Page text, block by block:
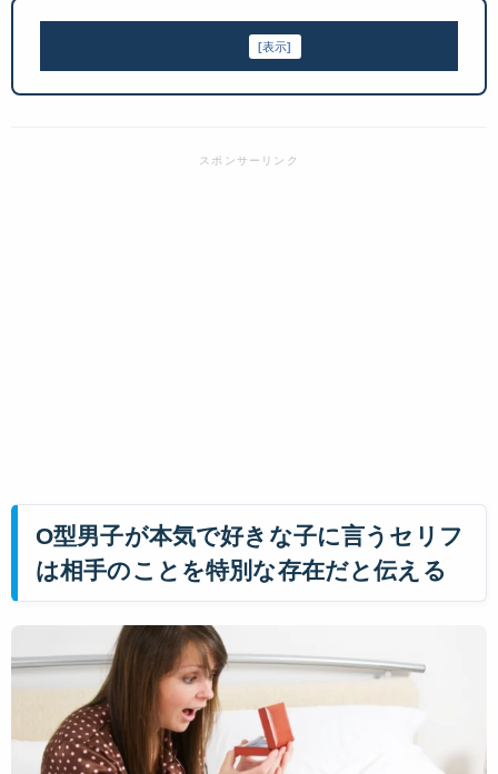
[表示]
O型男子が本気で好きな子に言うセリフ
は相手のことを特別な存在だと伝える